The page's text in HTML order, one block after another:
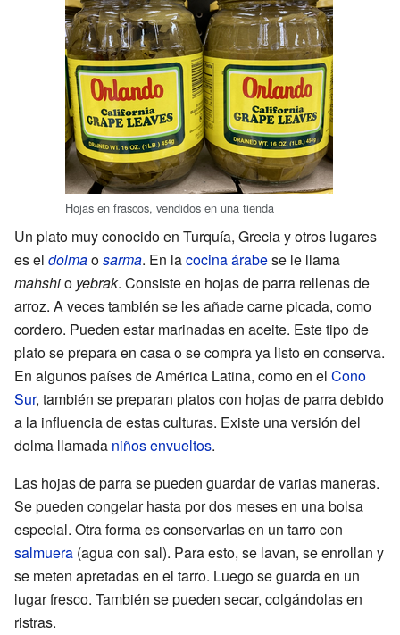
Hojas en frascos, vendidos en una tienda
Un plato muy conocido en Turquía, Grecia y otros lugares
es el dolmaosarma. En lacocina árabese le llama
mahshio yebrak. Consiste en hojas de parra rellenas de
arroz. A veces también se les añade carne picada, como
cordero. Pueden estar marinadas en aceite. Este tipo de
plato se prepara en casa o se compra ya listo en conserva.
En algunos países de América Latina, como en el Cono
Sur, también se preparan platos con hojas de parra debido
a la influencia de estas culturas. Existe una versión del
dolma llamada niños envueltos.
Las hojas de parra se pueden guardar de varias maneras.
Se pueden congelar hasta por dos meses en una bolsa
especial. Otra forma es conservarlas en un tarro con
salmuera (agua con sal). Para esto, se lavan, se enrollan y
se meten apretadas en el tarro. Luego se guarda en un
lugar fresco. También se pueden secar, colgándolas en
ristras.